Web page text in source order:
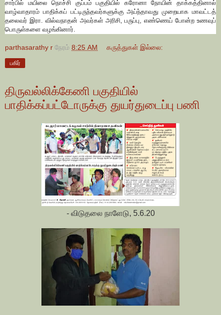
சார்பில் மயிலை நொச்சி குப்பம் பகுதியில் கரோனா நோயின் தாக்கத்தினால்
வாழ்வாதாரம் பாதிக்கப் பட்டிருந்தவர்களுக்கு அய்ந்தாவது முறையாக மாவட்டத்
தலைவர் இரா. வில்வநாதன் அவர்கள் அரிசி, பருப்பு, எண்ணெய் போன்ற உணவுப்
பொருள்களை வழங்கினார்.
parthasarathy r நேரம் 8:25 AM கருத்துகள் இல்லை:
பகிர்
திருவல்லிக்கேணி பகுதியில்
பாதிக்கப்பட்டோருக்கு துயர்துடைப்பு பணி
- விடுதலை நாளேடு, 5.6.20